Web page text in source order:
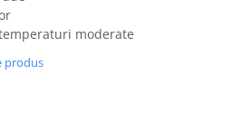
moderate
produs